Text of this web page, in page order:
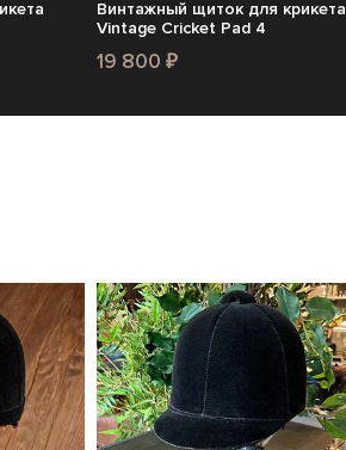
Винтажный щиток для крикета
Vintage Cricket Pad 4
19 800 ₽